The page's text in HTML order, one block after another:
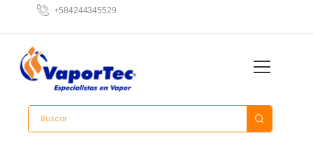
+584244345529